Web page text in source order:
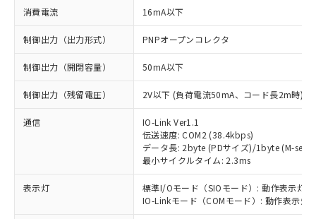
消費電流 16mA以下
制御出力（出力形式） PNPオープンコレクタ
制御出力（開閉容量） 50mA以下
制御出力（残留電圧） 2V以下 (負荷電流50mA、コード長2m時)
通信
IO-Link Ver1.1
伝送速度: COM2 (38.4kbps)
データ長: 2byte (PDサイズ)/1byte (M-
最小サイクルタイム: 2.3ms
表示灯
標準I/Oモード（SIOモード）: 動作表示灯(
IO-Linkモード（COMモード）: 動作表示